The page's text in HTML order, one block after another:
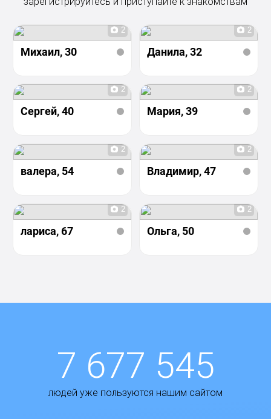
2
Михаил, 30
2
Данила, 32
2
Сергей, 40
2
Мария, 39
2
валера, 54
2
Владимир, 47
2
лариса, 67
2
Ольга, 50
7 677 545
людей уже пользуются нашим сайтом